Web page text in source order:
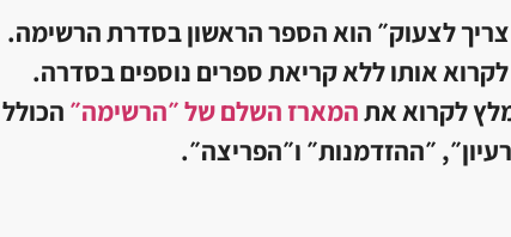
לצעוק״ הוא הספר הראשון בסדרת הרשימה.
לקרוא אותו ללא קריאת ספרים נוספים בסדרה.
לקרוא אתהמארז השלם של ״הרשימה״ הכולל
״ההזדמנות״ ו״הפריצה״.